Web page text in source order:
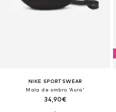
NIKE SPORTSWEAR
Mala de ombro 'Aura'
34,90€